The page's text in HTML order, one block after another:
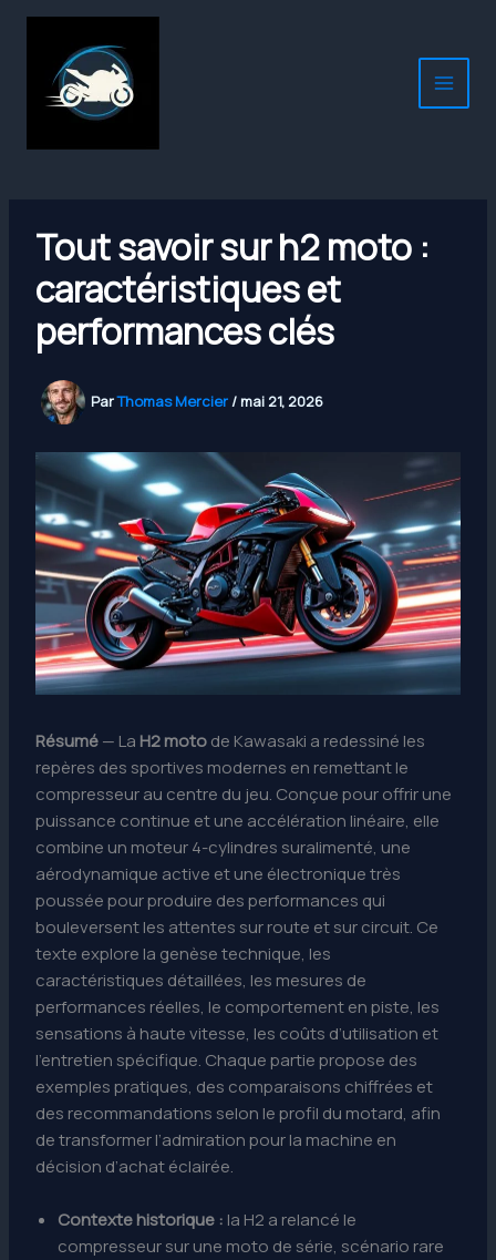
Aller
contenu
Tout savoir sur h2 moto :
caractéristiques et
performances clés
ParThomas Mercier / mai 21, 2026
Résumé— La H2 motode Kawasaki a redessiné les
repères des sportives modernes en remettant le
compresseur au centre du jeu. Conçue pour offrir une
puissance continue et une accélération linéaire, elle
combine un moteur 4-cylindres suralimenté, une
aérodynamique active et une électronique très
poussée pour produire des performances qui
bouleversent les attentes sur route et sur circuit. Ce
texte explore la genèse technique, les
caractéristiques détaillées, les mesures de
performances réelles, le comportement en piste, les
sensations à haute vitesse, les coûts d’utilisation et
l’entretien spécifique. Chaque partie propose des
exemples pratiques, des comparaisons chiffrées et
des recommandations selon le profil du motard, afin
de transformer l’admiration pour la machine en
décision d’achat éclairée.
Contexte historique : la H2 a relancé le
compresseur sur une moto de série, scénario rare